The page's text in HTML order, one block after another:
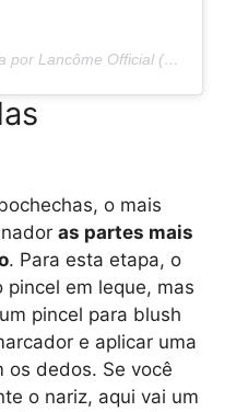
Uma postagem compartilhada por Lancôme Official (@lancomeofficial)
o mais
as partes mais
. Para esta etapa, o
pincel em leque, mas
pincel para blush
e aplicar uma
os dedos. Se você
o nariz, aqui vai um